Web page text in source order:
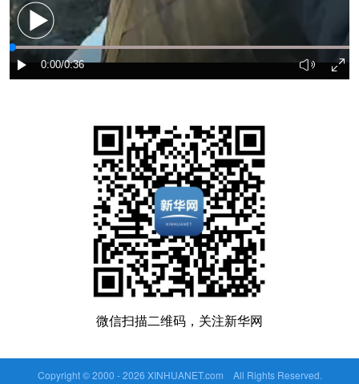
微信扫描二维码，关注新华网
Copyright © 2000 -2026 XINHUANET.com All Rights Reserved.